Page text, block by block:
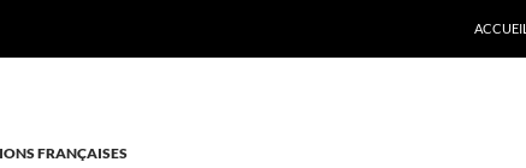
ACCUEIL
FRANÇAISES